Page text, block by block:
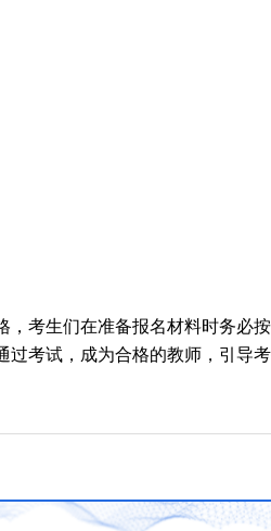
，考生们在准备报名材料时务必
过考试，成为合格的教师，引导